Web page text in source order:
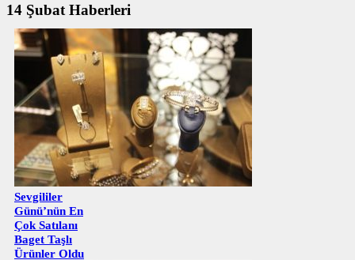
14 Şubat Haberleri
Sevgililer
Günü’nün En
Çok Satılanı
Baget Taşlı
Ürünler Oldu